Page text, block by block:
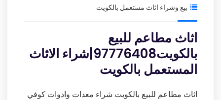
بيع وشراء اثاث مستعمل بالكويت
اثاث مطاعم للبيع
بالكويت97776408|شراء الاثاث
المستعمل بالكويت
اثاث مطاعم للبيع بالكويت شراء معدات وادوات كوفي